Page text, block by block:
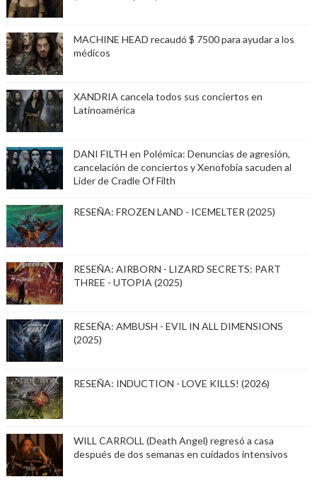
MACHINE HEAD recaudó $ 7500 para ayudar a los
médicos
XANDRIA cancela todos sus conciertos en
Latinoamérica
DANI FILTH en Polémica: Denuncias de agresión,
cancelación de conciertos y Xenofobia sacuden al
Lider de Cradle Of Filth
RESEÑA: FROZEN LAND - ICEMELTER (2025)
RESEÑA: AIRBORN - LIZARD SECRETS: PART
THREE - UTOPIA (2025)
RESEÑA: AMBUSH - EVIL IN ALL DIMENSIONS
(2025)
RESEÑA: INDUCTION - LOVE KILLS! (2026)
WILL CARROLL (Death Angel) regresó a casa
después de dos semanas en cuidados intensivos